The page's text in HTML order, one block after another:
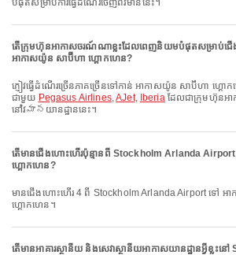
បំផុតសម្រាប់ការធ្វើដំណើរចេញពីវិមាននេះ។
តើក្រុមហ៊ុនអាកាសចរណ៍ណាខ្លះដែលពេញនិយមបំផុតសម្រាប់ជើ
អាកាសយ៉ូន សាប៊ីហា ហ្គោកហេន?
ភ្ញៀវធ្វើដំណើរច្រើនភាគច្រើនទៅកាន់ អាកាសយ៉ូន សាប៊ីហា ហ្គោកហេន ជ្រើសរើសហោះហើរ
ជាមួយ Pegasus Airlines,AJet, Iberiaដែលជាក្រុមហ៊ុនអ
នៅវిమానយានដ្ឋាននេះ។
តើមានជើងហោះហើរប៉ុន្មានពី Stockholm Arlanda
ហ្គោកហេន?
មានជើងហោះហើរ 4 ពី Stockholm Arlanda Airport ទៅ អាកាសយ៉ូន សាប៊ីហា
ហ្គោកហេន។
តើមានអាគារស្ថានីយ និងសេវាស្ថានីយអាកាសយានដ្ឋានអ្វីខ្លះ